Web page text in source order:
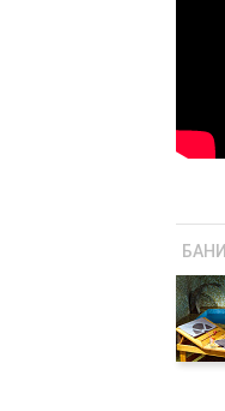
БАНИ